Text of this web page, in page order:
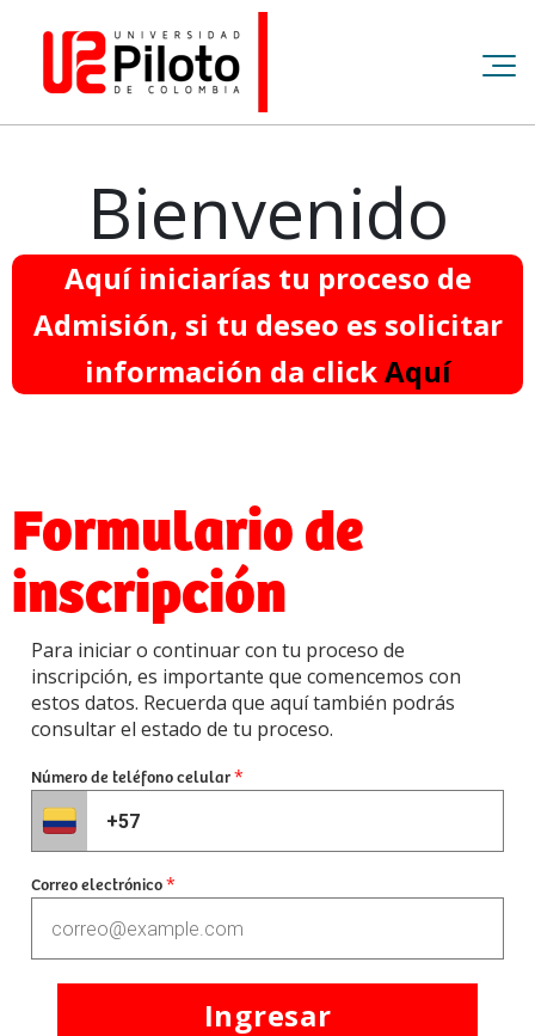
Bienvenido
Aquí iniciarías tu proceso de
Admisión, si tu deseo es solicitar
información da clickAquí
Formulario de
inscripción
Para iniciar o continuar con tu proceso de
inscripción, es importante que comencemos con
estos datos. Recuerda que aquí también podrás
consultar el estado de tu proceso.
Número de teléfono celular*
Correo electrónico*
Ingresar